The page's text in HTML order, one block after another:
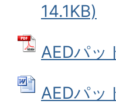
14.1KB)
AEDパッ
AEDパッ